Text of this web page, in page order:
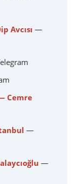
Avcısı —
Cemre
—
—